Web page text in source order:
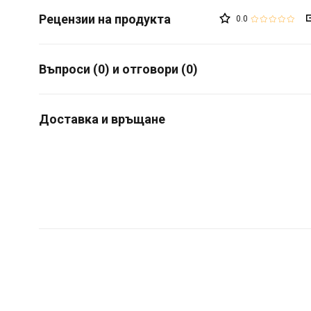
0.0
Въпроси (0) и отговори (0)
Доставка и връщане